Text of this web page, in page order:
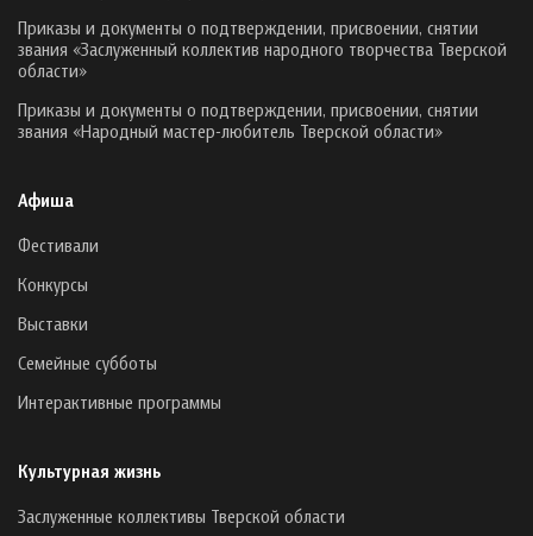
Приказы и документы о подтверждении, присвоении, снятии
звания «Заслуженный коллектив народного творчества Тверской
области»
Приказы и документы о подтверждении, присвоении, снятии
звания «Народный мастер-любитель Тверской области»
Афиша
Фестивали
Конкурсы
Выставки
Семейные субботы
Интерактивные программы
Культурная жизнь
Заслуженные коллективы Тверской области